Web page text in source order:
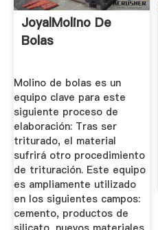
JoyalMolino De
Bolas
Molino de bolas es un
equipo clave para este
siguiente proceso de
elaboración: Tras ser
triturado, el material
sufrirá otro procedimiento
de trituración. Este equipo
es ampliamente utilizado
en los siguientes campos:
cemento, productos de